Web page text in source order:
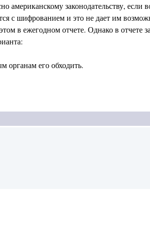
американскому законодательству, если
с шифрованием и это не дает им
в ежегодном отчете. Однако в отчете
органам его обходить.